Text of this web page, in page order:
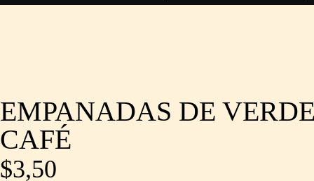
EMPANADAS DE
CAFÉ
$3,50